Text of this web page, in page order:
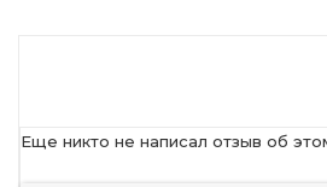
Еще никто не написал отзыв об